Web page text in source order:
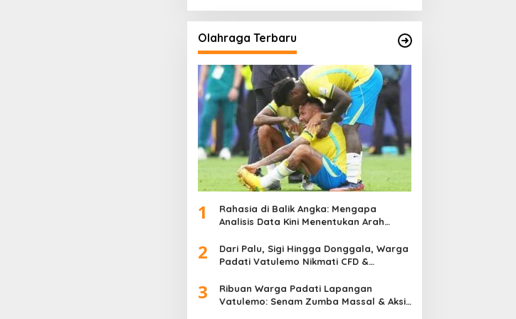
Olahraga Terbaru
1
Rahasia di Balik Angka: Mengapa
Analisis Data Kini Menentukan Arah
2
Dari Palu, Sigi Hingga Donggala, Warga
Padati Vatulemo Nikmati CFD &
3
Ribuan Warga Padati Lapangan
Vatulemo: Senam Zumba Massal & Aksi